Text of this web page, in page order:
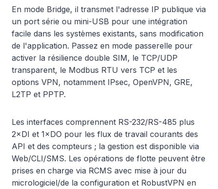
En mode Bridge, il transmet l'adresse IP publique via
un port série ou mini-USB pour une intégration
facile dans les systèmes existants, sans modification
de l'application. Passez en mode passerelle pour
activer la résilience double SIM, le TCP/UDP
transparent, le Modbus RTU vers TCP et les
options VPN, notamment IPsec, OpenVPN, GRE,
L2TP et PPTP.
Les interfaces comprennent RS-232/RS-485 plus
2×DI et 1×DO pour les flux de travail courants des
API et des compteurs ; la gestion est disponible via
Web/CLI/SMS. Les opérations de flotte peuvent être
prises en charge via RCMS avec mise à jour du
micrologiciel/de la configuration et RobustVPN en